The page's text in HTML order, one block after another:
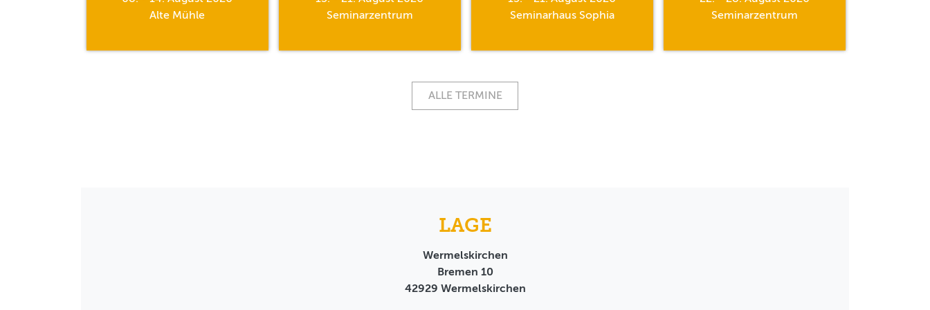
Alte Mühle
Seminarzentrum
Seminarhaus Sophia
Seminarzentrum
ALLE TERMINE
LAGE
Wermelskirchen
Bremen 10
42929 Wermelskirchen